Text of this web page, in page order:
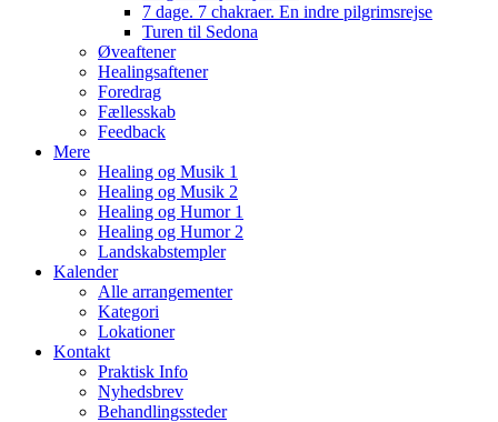
7 dage. 7 chakraer. En indre pilgrimsrejse
Turen til Sedona
Øveaftener
Healingsaftener
Foredrag
Fællesskab
Feedback
Mere
Healing og Musik 1
Healing og Musik 2
Healing og Humor 1
Healing og Humor 2
Landskabstempler
Kalender
Alle arrangementer
Kategori
Lokationer
Kontakt
Praktisk Info
Nyhedsbrev
Behandlingssteder